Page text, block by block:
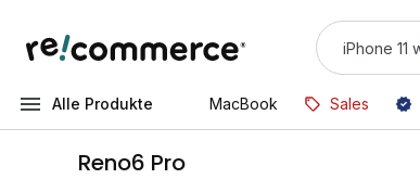
Alle Produkte MacBook Sales
Reno6 Pro